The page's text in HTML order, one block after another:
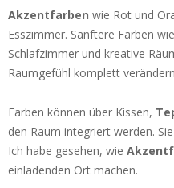
Akzentfarben wie Rot und
Esszimmer. Sanftere Farben
Schlafzimmer und kreative
Raumgefühl komplett
Farben können über Kissen,
den Raum integriert werden.
Ich habe gesehen, wie
einladenden Ort machen.